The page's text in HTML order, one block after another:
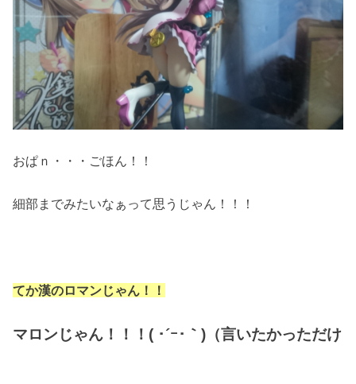
おぱｎ・・・ごほん！！
細部までみたいなぁって思うじゃん！！！
てか漢のロマンじゃん！！
マロンじゃん！！！( ･´ｰ･｀)（言いたかっただけ